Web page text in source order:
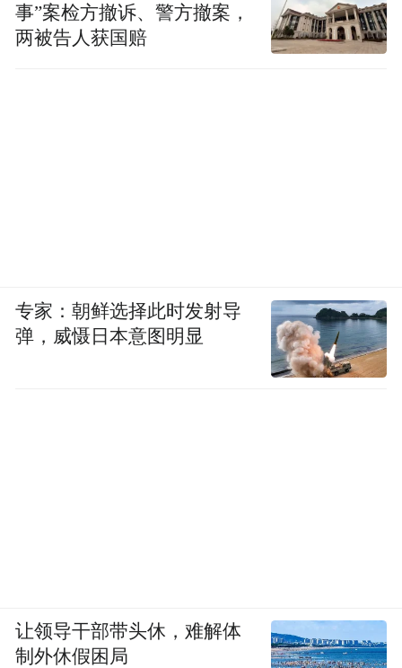
事”案检方撤诉、警方撤案，
两被告人获国赔
专家：朝鲜选择此时发射导
弹，威慑日本意图明显
让领导干部带头休，难解体
制外休假困局